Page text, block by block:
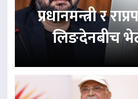
प्रधानमन्त्री र
लिङदेनबीच